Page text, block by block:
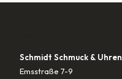
Schmidt Schmuck & Uhren
Emsstraße 7-9